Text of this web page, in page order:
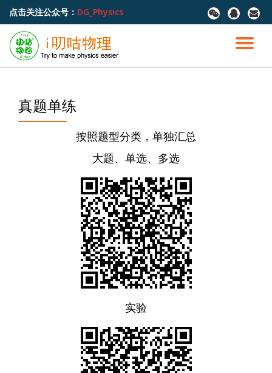
容
点击关注公众号： DG_Physics
fa-
wechat
fa-
qq
fa-
切
真题单练
按照题型分类，单独汇总
大题、单选、多选
实验